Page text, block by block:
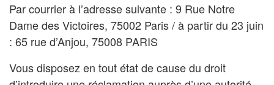
Par courrier à l’adresse suivante : 9 Rue Notre
Dame des Victoires, 75002 Paris / à partir du 23 juin
: 65 rue d’Anjou, 75008 PARIS
Vous disposez en tout état de cause du droit